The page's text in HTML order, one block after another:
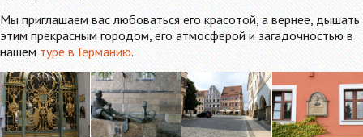
Мы приглашаем вас любоваться его красотой, а вернее, дышать
этим прекрасным городом, его атмосферой и загадочностью в
нашемтуре в Германию.